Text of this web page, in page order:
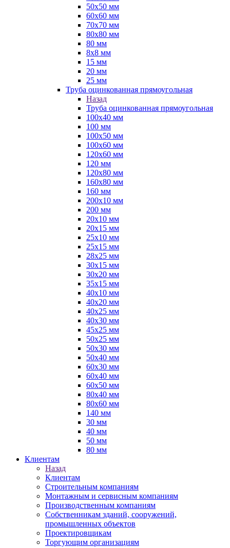
50х50 мм
60х60 мм
70х70 мм
80х80 мм
80 мм
8х8 мм
15 мм
20 мм
25 мм
Труба оцинкованная прямоугольная
Назад
Труба оцинкованная прямоугольная
100х40 мм
100 мм
100х50 мм
100х60 мм
120х60 мм
120 мм
120х80 мм
160х80 мм
160 мм
200х10 мм
200 мм
20х10 мм
20х15 мм
25х10 мм
25х15 мм
28х25 мм
30х15 мм
30х20 мм
35х15 мм
40х10 мм
40х20 мм
40х25 мм
40х30 мм
45х25 мм
50х25 мм
50х30 мм
50х40 мм
60х30 мм
60х40 мм
60х50 мм
80х40 мм
80х60 мм
140 мм
30 мм
40 мм
50 мм
80 мм
Клиентам
Назад
Клиентам
Строительным компаниям
Монтажным и сервисным компаниям
Производственным компаниям
Собственникам зданий, сооружений,
промышленных объектов
Проектировщикам
Торгующим организациям